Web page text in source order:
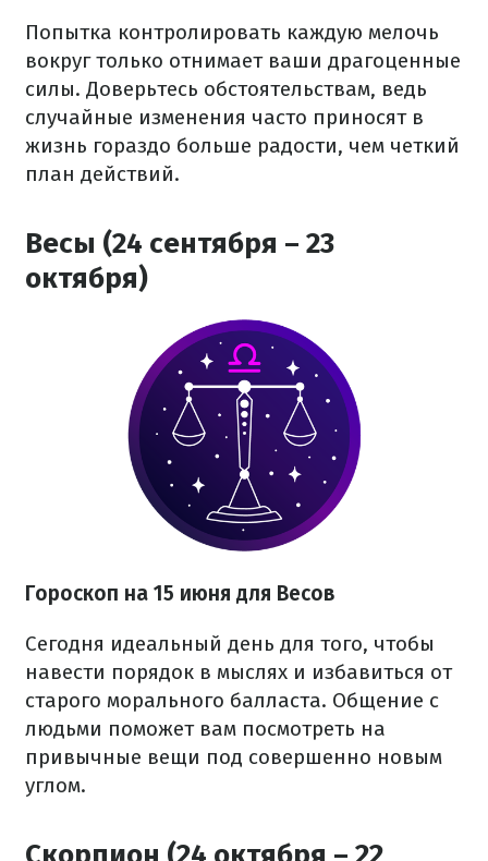
Попытка контролировать каждую мелочь
вокруг только отнимает ваши драгоценные
силы. Доверьтесь обстоятельствам, ведь
случайные изменения часто приносят в
жизнь гораздо больше радости, чем четкий
план действий.
Весы (24 сентября – 23
октября)
Гороскоп на 15 июня для Весов
Сегодня идеальный день для того, чтобы
навести порядок в мыслях и избавиться от
старого морального балласта. Общение с
людьми поможет вам посмотреть на
привычные вещи под совершенно новым
углом.